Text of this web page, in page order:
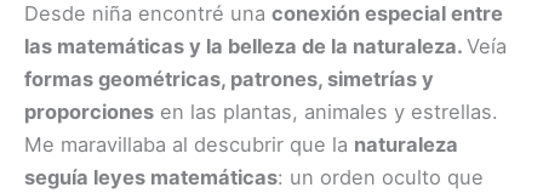
Desde niña encontré una conexión especial entre
las matemáticas y la belleza de la naturaleza. Veía
formas geométricas, patrones, simetrías y
proporciones en las plantas, animales y estrellas.
Me maravillaba al descubrir que la naturaleza
seguía leyes matemáticas: un orden oculto que